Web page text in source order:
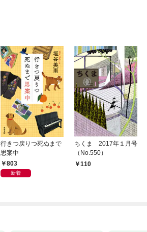
行きつ戻りつ死ぬまで
思案中
803
新着
ちくま 2017年１月号
（No.550）
110